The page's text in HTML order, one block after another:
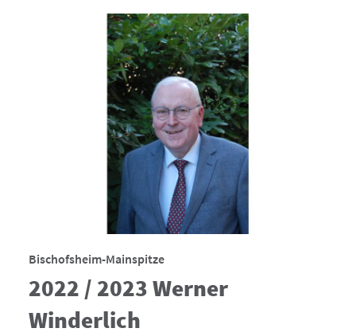
Bischofsheim-Mainspitze
2022 / 2023 Werner
Winderlich